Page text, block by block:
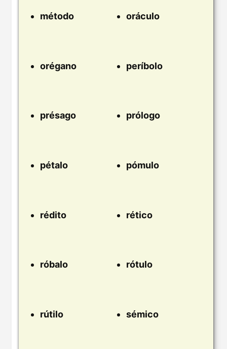
método oráculo
orégano períbolo
présago prólogo
pétalo pómulo
rédito rético
róbalo rótulo
rútilo sémico